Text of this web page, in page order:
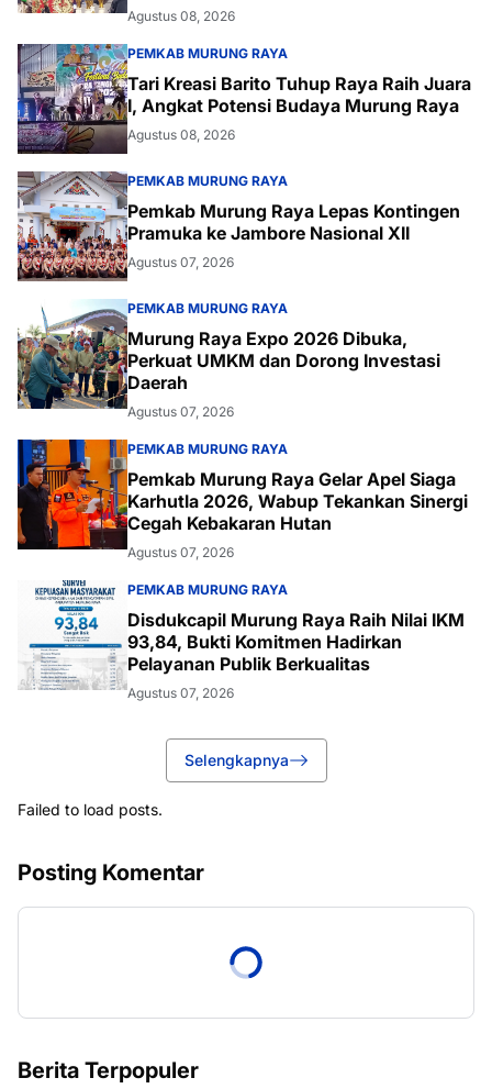
Agustus 08, 2026
PEMKAB MURUNG RAYA
Tari Kreasi Barito Tuhup Raya Raih Juara
I, Angkat Potensi Budaya Murung Raya
Agustus 08, 2026
PEMKAB MURUNG RAYA
Pemkab Murung Raya Lepas Kontingen
Pramuka ke Jambore Nasional XII
Agustus 07, 2026
PEMKAB MURUNG RAYA
Murung Raya Expo 2026 Dibuka,
Perkuat UMKM dan Dorong Investasi
Daerah
Agustus 07, 2026
PEMKAB MURUNG RAYA
Pemkab Murung Raya Gelar Apel Siaga
Karhutla 2026, Wabup Tekankan Sinergi
Cegah Kebakaran Hutan
Agustus 07, 2026
PEMKAB MURUNG RAYA
Disdukcapil Murung Raya Raih Nilai IKM
93,84, Bukti Komitmen Hadirkan
Pelayanan Publik Berkualitas
Agustus 07, 2026
Selengkapnya
Failed to load posts.
Posting Komentar
Berita Terpopuler